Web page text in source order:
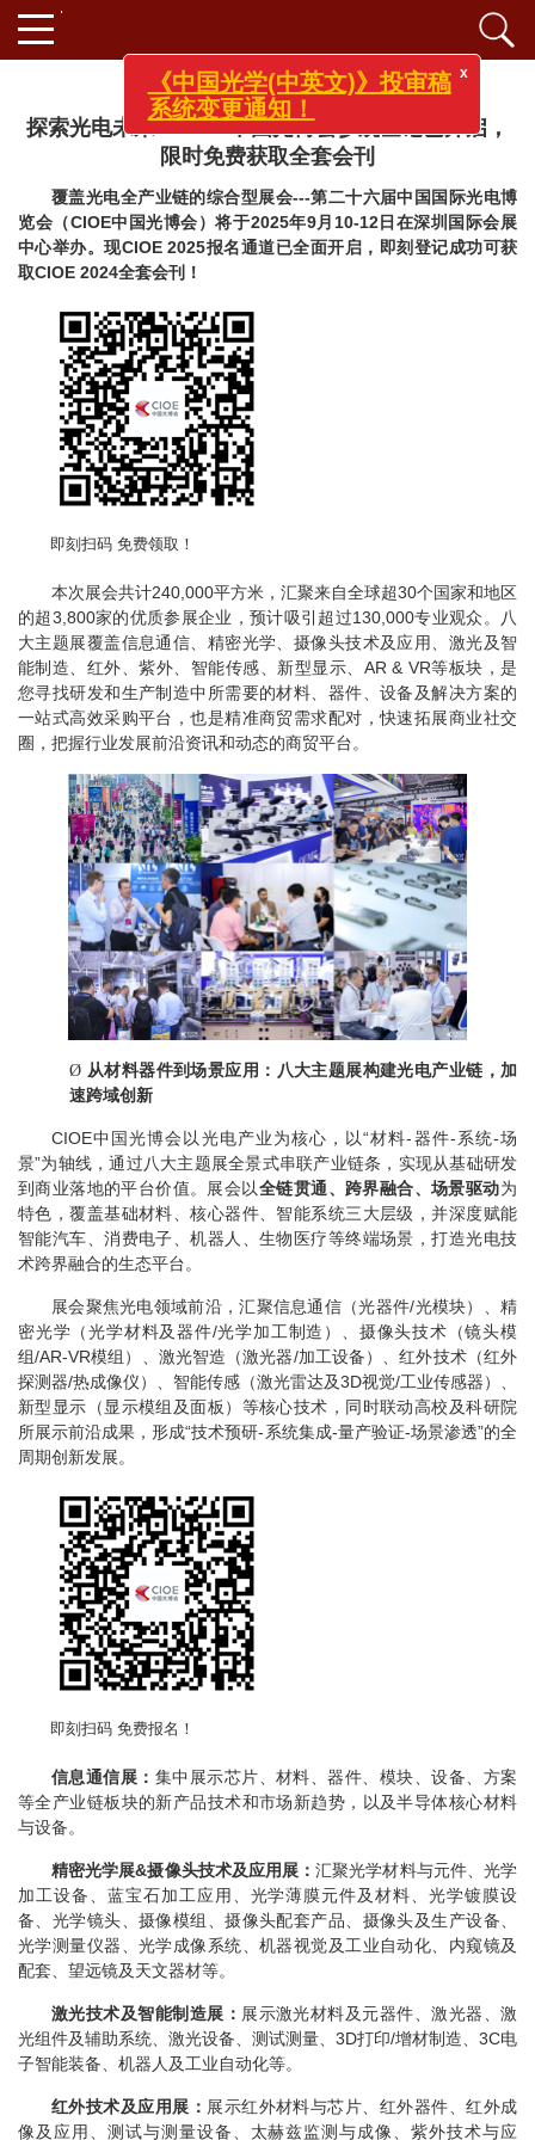
探索光电未来！CIOE中国光博会参观登记已开启，
限时免费获取全套会刊
覆盖光电全产业链的综合型展会---第二十六届中国国际光电博
览会（CIOE中国光博会）将于2025年9月10-12日在深圳国际会展
中心举办。现CIOE 2025报名通道已全面开启，即刻登记成功可获
取CIOE 2024全套会刊！
即刻扫码 免费领取！
本次展会共计240,000平方米，汇聚来自全球超30个国家和地区
的超3,800家的优质参展企业，预计吸引超过130,000专业观众。八
大主题展覆盖信息通信、精密光学、摄像头技术及应用、激光及智
能制造、红外、紫外、智能传感、新型显示、 AR & VR等板块，是
您寻找研发和生产制造中所需要的材料、器件、设备及解决方案的
一站式高效采购平台，也是精准商贸需求配对，快速拓展商业社交
圈，把握行业发展前沿资讯和动态的商贸平台。
Ø 从材料器件到场景应用：八大主题展构建光电产业链，加
速跨域创新
CIOE中国光博会以光电产业为核心，以“材料-器件-系统-场
景”为轴线，通过八大主题展全景式串联产业链条，实现从基础研发
到商业落地的平台价值。展会以全链贯通、跨界融合、场景驱动为
特色，覆盖基础材料、核心器件、智能系统三大层级，并深度赋能
智能汽车、消费电子、机器人、生物医疗等终端场景，打造光电技
术跨界融合的生态平台。
展会聚焦光电领域前沿，汇聚信息通信（光器件/光模块）、精
密光学（光学材料及器件/光学加工制造）、摄像头技术（镜头模
组/AR-VR模组）、激光智造（激光器/加工设备）、红外技术（红外
探测器/热成像仪）、智能传感（激光雷达及3D视觉/工业传感器）、
新型显示（显示模组及面板）等核心技术，同时联动高校及科研院
所展示前沿成果，形成“技术预研-系统集成-量产验证-场景渗透”的全
周期创新发展。
即刻扫码 免费报名！
信息通信展： 集中展示芯片、材料、器件、模块、设备、方案
等全产业链板块的新产品技术和市场新趋势，以及半导体核心材料
与设备。
精密光学展&摄像头技术及应用展：汇聚光学材料与元件、光学
加工设备、蓝宝石加工应用、光学薄膜元件及材料、光学镀膜设
备、光学镜头、摄像模组、摄像头配套产品、摄像头及生产设备、
光学测量仪器、光学成像系统、机器视觉及工业自动化、内窥镜及
配套、望远镜及天文器材等。
激光技术及智能制造展： 展示激光材料及元器件、激光器、激
光组件及辅助系统、激光设备、测试测量、 3D打印/增材制造、 3C电
子智能装备、机器人及工业自动化等。
红外技术及应用展： 展示红外材料与芯片、红外器件、红外成
像及应用、测试与测量设备、太赫兹监测与成像、紫外技术与应
《中国光学(中英文)》投审稿
系统变更通知！